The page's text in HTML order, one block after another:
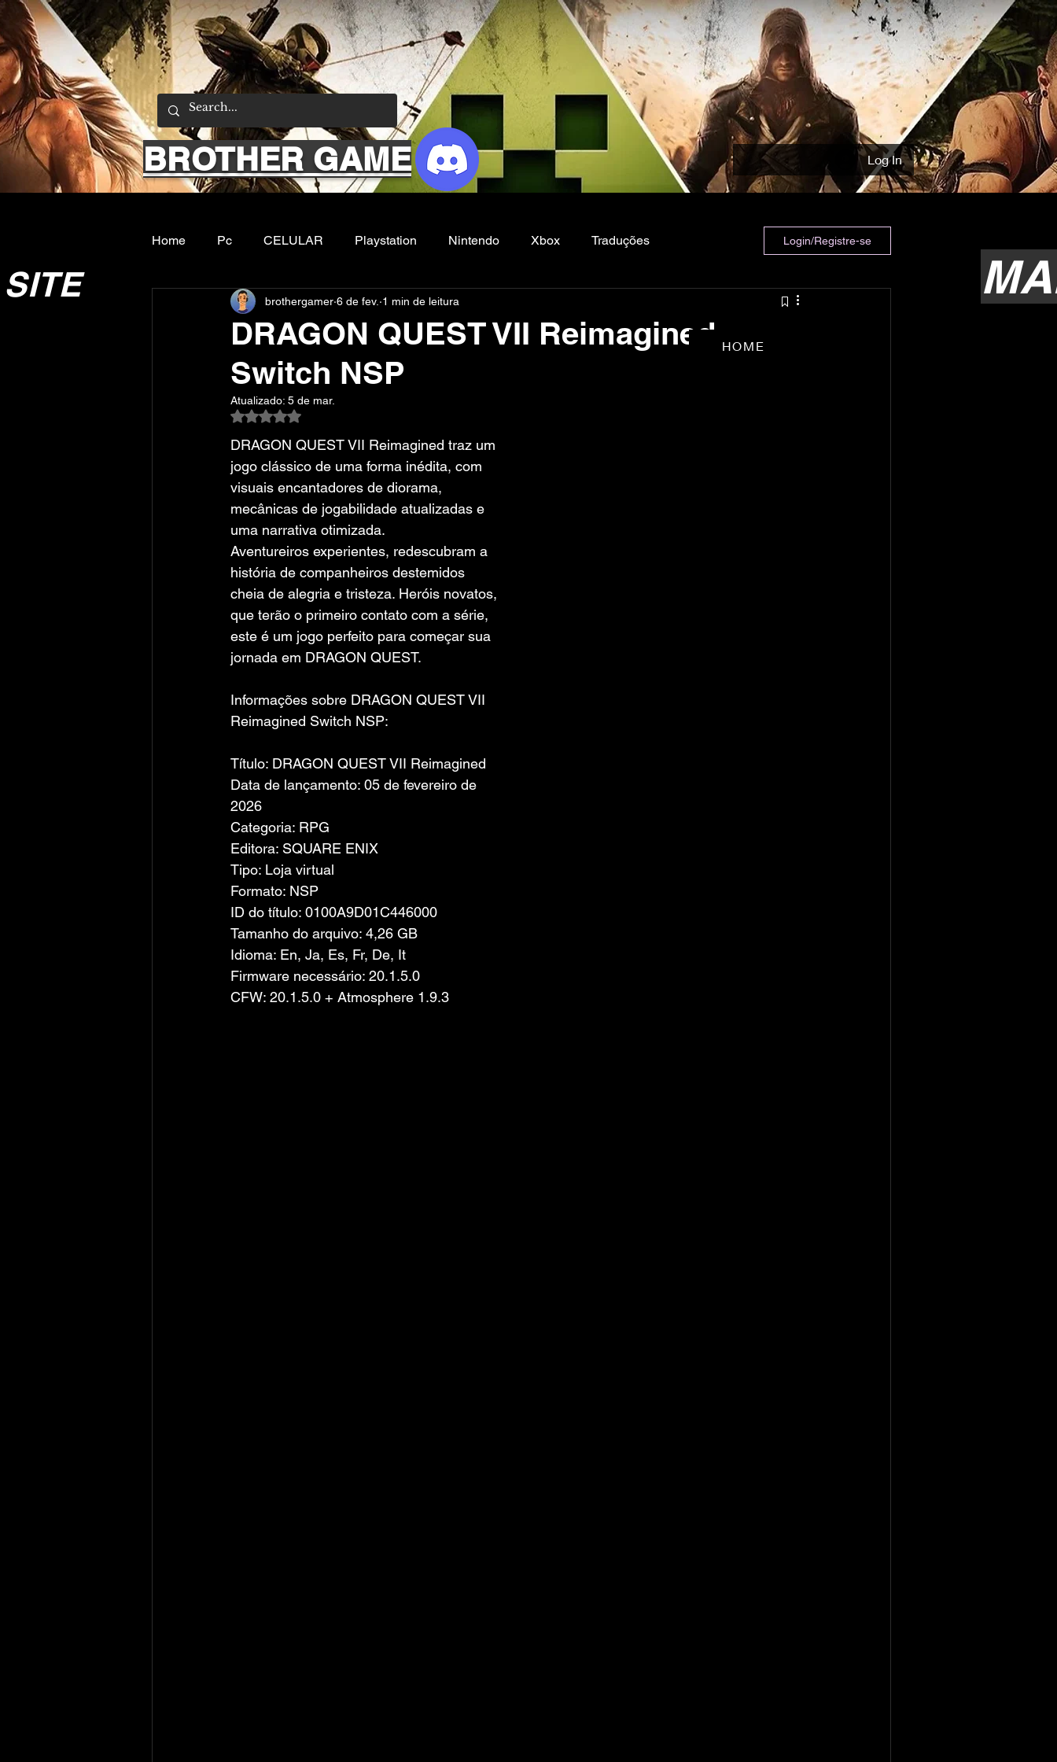
BROTHER GAME Log In
Home Pc CELULAR Playstation Nintendo Xbox Traduções
Emuladores Sobre nos Filmes e Series
Login/Registre-se
DRAGON QUEST VII Reimagined
Switch NSP
brothergamer 6 de fev. 1 min de leitura
Atualizado: 5 de mar.
Avaliado com NaN de 5 estrelas.
DRAGON QUEST VII Reimagined traz um
jogo clássico de uma forma inédita, com
visuais encantadores de diorama,
mecânicas de jogabilidade atualizadas e
uma narrativa otimizada.
Aventureiros experientes, redescubram a
história de companheiros destemidos
cheia de alegria e tristeza. Heróis novatos,
que terão o primeiro contato com a série,
este é um jogo perfeito para começar sua
jornada em DRAGON QUEST.
Informações sobre DRAGON QUEST VII
Reimagined Switch NSP:
Título: DRAGON QUEST VII Reimagined
Data de lançamento: 05 de fevereiro de
2026
Categoria: RPG
Editora: SQUARE ENIX
Tipo: Loja virtual
Formato: NSP
ID do título: 0100A9D01C446000
Tamanho do arquivo: 4,26 GB
Idioma: En, Ja, Es, Fr, De, It
Firmware necessário: 20.1.5.0
CFW: 20.1.5.0 + Atmosphere 1.9.3
HOME